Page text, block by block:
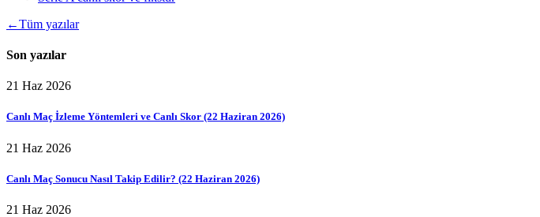
←Tüm yazılar
Son yazılar
21 Haz 2026
Canlı Maç İzleme Yöntemleri ve Canlı Skor (22 Haziran 2026)
21 Haz 2026
Canlı Maç Sonucu Nasıl Takip Edilir? (22 Haziran 2026)
21 Haz 2026